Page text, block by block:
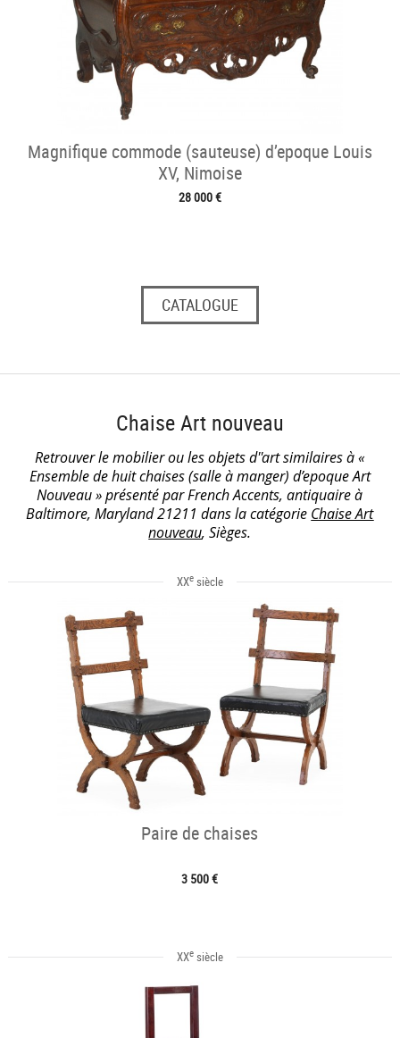
Magnifique commode (sauteuse) d’epoque Louis
XV, Nimoise
28 000 €
CATALOGUE
Chaise Art nouveau
Retrouver le mobilier ou les objets d''art similaires à «
Ensemble de huit chaises (salle à manger) d’epoque Art
Nouveau » présenté par French Accents, antiquaire à
Baltimore, Maryland 21211 dans la catégorie Chaise Art
nouveau, Sièges.
XXesiècle
Paire de chaises
3 500 €
XXesiècle